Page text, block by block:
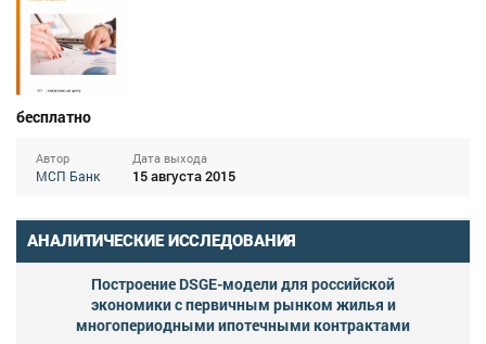
бесплатно
Автор
МСП Банк
Дата выхода
15 августа 2015
АНАЛИТИЧЕСКИЕ ИССЛЕДОВАНИЯ
Построение DSGE-модели для российской
экономики с первичным рынком жилья и
многопериодными ипотечными контрактами